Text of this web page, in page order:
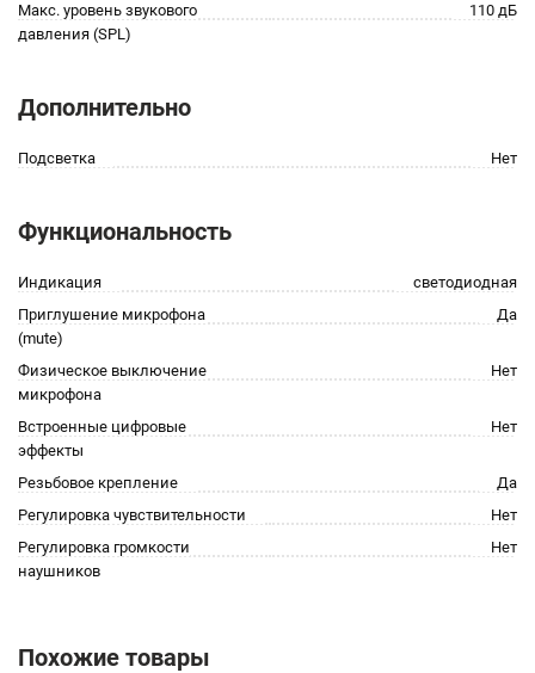
Макс. уровень звукового
давления (SPL)
110 дБ
Дополнительно
Подсветка Нет
Функциональность
Индикация
светодиодная
Приглушение микрофона
(mute)
Да
Физическое выключение
микрофона
Нет
Встроенные цифровые
эффекты
Нет
Резьбовое крепление
Да
Регулировка чувствительности
Нет
Регулировка громкости
наушников
Нет
Похожие товары